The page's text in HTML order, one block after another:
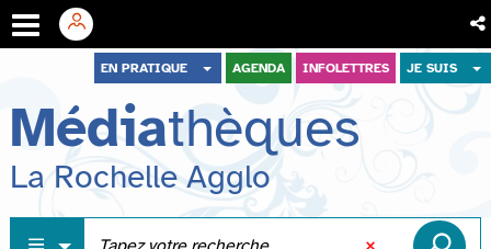
menu
contenu
recherche
EN PRATIQUE AGENDA INFOLETTRES JE SUIS
Médiathèques
La Rochelle Agglo